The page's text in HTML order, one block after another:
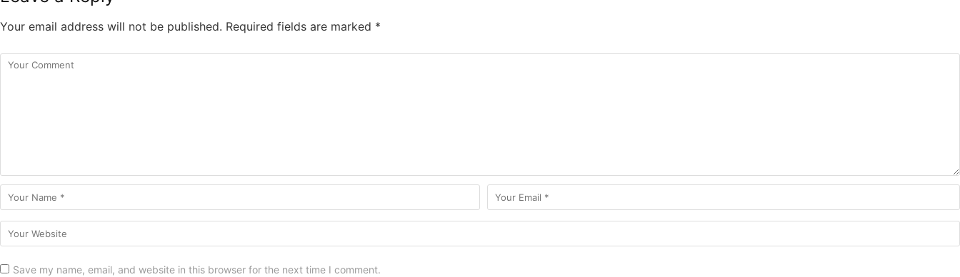
Your email address will not be published. Required fields are marked *
Save my name, email, and website in this browser for the next time I comment.